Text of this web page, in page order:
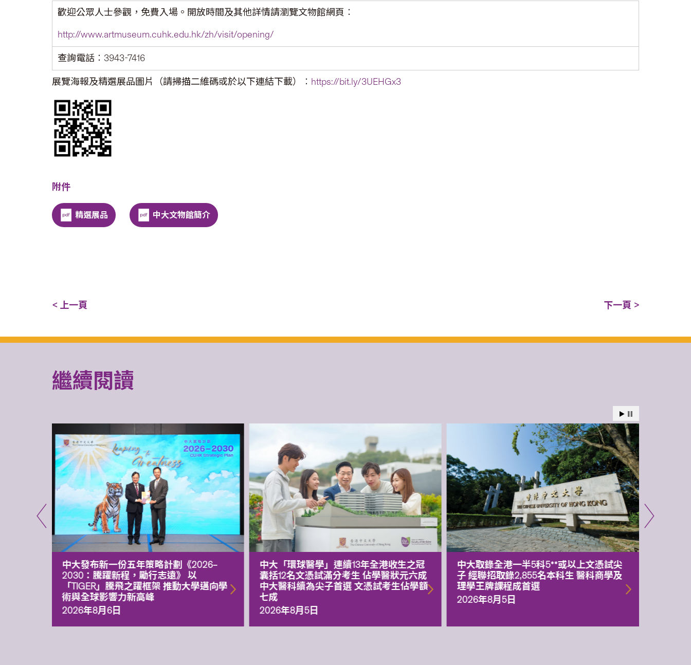
歡迎公眾人士參觀，免費入場。開放時間及其他詳情請瀏覽文物館網頁︰
http://www.artmuseum.cuhk.edu.hk/zh/visit/opening/
查詢電話︰3943-7416
展覽海報及精選展品圖片（請掃描二維碼或於以下連結下載）︰ https://bit.ly/3UEHGx3
附件
精選展品 中大文物館簡介
< 上一頁 下一頁 >
繼續閱讀
中大發布新一份五年策略計劃《2026‒
2030：騰躍新程，勵行志遠》 以
「TIGER」騰飛之躍框架 推動大學邁向學
術與全球影響力新高峰
2026年8月6日
中大「環球醫學」連續13年全港收生之冠
囊括12名文憑試滿分考生 佔學醫狀元六成
中大醫科續為尖子首選 文憑試考生佔學額
七成
2026年8月5日
中大取錄全港一半5科5**或以上文憑試尖
子 經聯招取錄2,855名本科生 醫科商學及
理學王牌課程成首選
2026年8月5日